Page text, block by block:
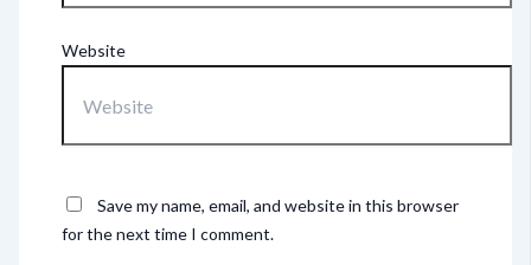
Website
Save my name, email, and website in this browser
for the next time I comment.